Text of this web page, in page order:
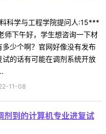
科学与工程学院提问人:15***
下午好，学生想咨询一下材
少个啊？官网好像没有发布
的话有可能在调剂系统开放
11-08
到的计算机专业进复试